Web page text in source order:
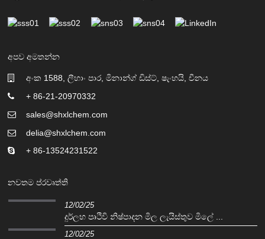
අපව අමතන්න
අංක 1588, ලීහාං පාර, මිනාන්ග් ඩිස්ට්, ෂැංහයි, චීනය
+ 86-21-20970332
sales@shxlchem.com
delia@shxlchem.com
+ 86-13524231522
නවතම ප්රවෘත්ති
12/02/25
දුර්ලභ පෘථිවි නිෂ්පාදන මිල ලැයිස්තුව මිලේ ...
12/02/25